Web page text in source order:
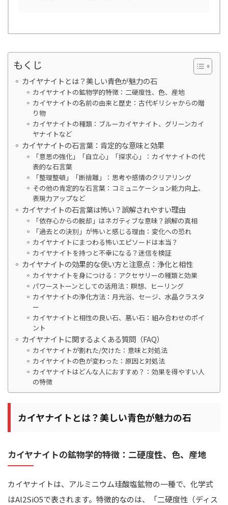
もくじ
カイヤナイトとは？美しい青色が魅力の石
カイヤナイトの鉱物学的特徴：二硬度性、色、産地
カイヤナイトの名前の由来と歴史：古代ギリシャからの贈
り物
カイヤナイトの種類：ブルーカイヤナイト、グリーンカイ
ヤナイトなど
カイヤナイトの石言葉：肯定的な意味と効果
「意思の強化」「自立心」「探求心」：カイヤナイトの代
表的な石言葉
「整理整頓」「断捨離」：思考や感情のクリアリング
その他の肯定的な石言葉：コミュニケーション能力向上、
表現力アップなど
カイヤナイトの石言葉は怖い？誤解されやすい理由
「依存心からの脱却」はネガティブな意味？誤解の真相
「過去との決別」が怖いと感じる理由：変化への恐れ
カイヤナイトにまつわる怖いエピソードは本当？
カイヤナイトを持つと不幸になる？迷信を検証
カイヤナイトの効果的な使い方と注意点：浄化と相性
カイヤナイトを身につける：アクセサリーの種類と効果
パワーストーンとしての活用法：瞑想、ヒーリング
カイヤナイトの浄化方法：月光浴、セージ、水晶クラスタ
ー
カイヤナイトと相性の良い石、悪い石：組み合わせのポイ
ント
カイヤナイトに関するよくある質問（FAQ）
カイヤナイトが割れた/欠けた：意味と対処法
カイヤナイトの色が変わった：原因と対処法
カイヤナイトはどんな人におすすめ？：効果を得やすい人
の特徴
カイヤナイトとは？美しい青色が魅力の石
カイヤナイトの鉱物学的特徴：二硬度性、色、産地
カイヤナイトは、アルミニウム珪酸塩鉱物の一種で、化学式
はAl2SiO5で表されます。特徴的なのは、「二硬度性（ディス